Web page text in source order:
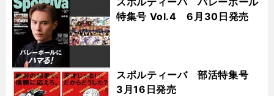
特集号 Vol.4 6月30日発売
スポルティーバ 部活特集号
3月16日発売